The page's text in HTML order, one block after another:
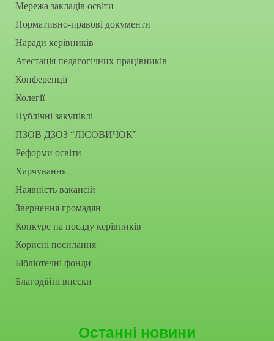
Мережа закладів освіти
Нормативно-правові документи
Наради керівників
Атестація педагогічних працівників
Конференції
Колегії
Публічні закупівлі
ПЗОВ ДЗОЗ “ЛІСОВИЧОК”
Реформи освіти
Харчування
Наявність вакансій
Звернення громадян
Конкурс на посаду керівників
Корисні посилання
Бібліотечні фонди
Благодійні внески
Останні новини